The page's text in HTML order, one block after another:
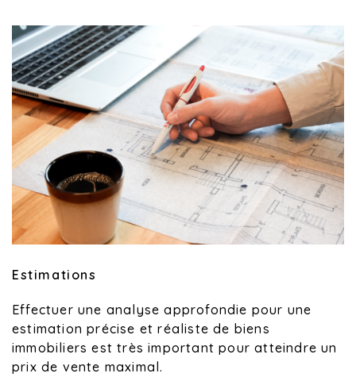
Estimations
Effectuer une analyse approfondie pour une
estimation précise et réaliste de biens
immobiliers est très important pour atteindre un
prix de vente maximal.